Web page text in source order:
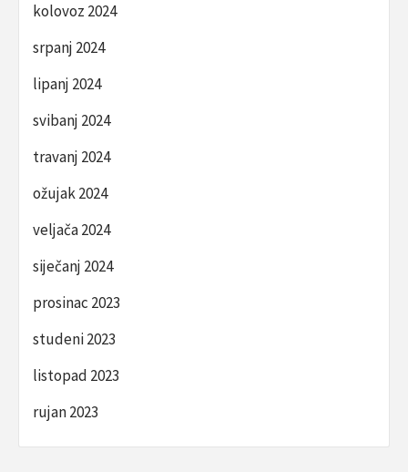
kolovoz 2024
srpanj 2024
lipanj 2024
svibanj 2024
travanj 2024
ožujak 2024
veljača 2024
siječanj 2024
prosinac 2023
studeni 2023
listopad 2023
rujan 2023